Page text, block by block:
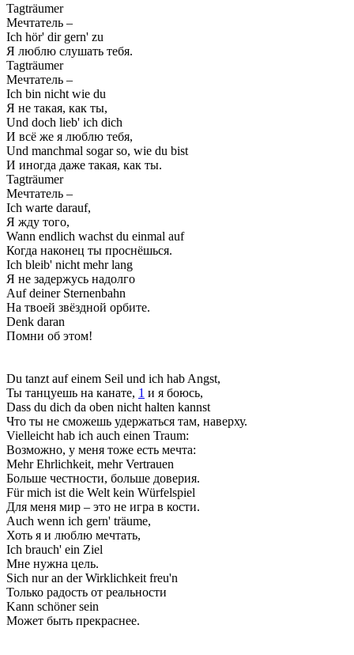
Tagträumer
Мечтатель –
Ich hör' dir gern' zu
Я люблю слушать тебя.
Tagträumer
Мечтатель –
Ich bin nicht wie du
Я не такая, как ты,
Und doch lieb' ich dich
И всё же я люблю тебя,
Und manchmal sogar so, wie du bist
И иногда даже такая, как ты.
Tagträumer
Мечтатель –
Ich warte darauf,
Я жду того,
Wann endlich wachst du einmal auf
Когда наконец ты проснёшься.
Ich bleib' nicht mehr lang
Я не задержусь надолго
Auf deiner Sternenbahn
На твоей звёздной орбите.
Denk daran
Помни об этом!
Du tanzt auf einem Seil und ich hab Angst,
Ты танцуешь на канате, 1 и я боюсь,
Dass du dich da oben nicht halten kannst
Что ты не сможешь удержаться там, наверху.
Vielleicht hab ich auch einen Traum:
Возможно, у меня тоже есть мечта:
Mehr Ehrlichkeit, mehr Vertrauen
Больше честности, больше доверия.
Für mich ist die Welt kein Würfelspiel
Для меня мир – это не игра в кости.
Auch wenn ich gern' träume,
Хоть я и люблю мечтать,
Ich brauch' ein Ziel
Мне нужна цель.
Sich nur an der Wirklichkeit freu'n
Только радость от реальности
Kann schöner sein
Может быть прекраснее.